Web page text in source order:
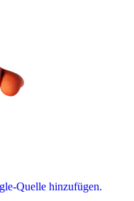
Quelle hinzufügen.